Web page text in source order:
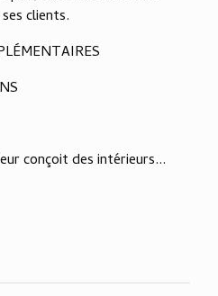
clients.
conçoit des intérieurs...